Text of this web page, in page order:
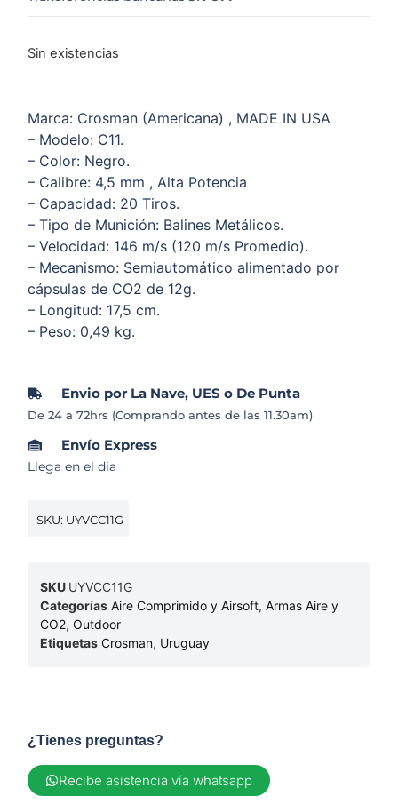
Sin existencias
Marca: Crosman (Americana) , MADE IN USA
– Modelo: C11.
– Color: Negro.
– Calibre: 4,5 mm , Alta Potencia
– Capacidad: 20 Tiros.
– Tipo de Munición: Balines Metálicos.
– Velocidad: 146 m/s (120 m/s Promedio).
– Mecanismo: Semiautomático alimentado por
cápsulas de CO2 de 12g.
– Longitud: 17,5 cm.
– Peso: 0,49 kg.
Envio por La Nave, UES o De Punta
De 24 a 72hrs (Comprando antes de las 11.30am)
Envío Express
Llega en el dia
SKU: UYVCC11G
SKU UYVCC11G
Categorías Aire Comprimido y Airsoft,Armas Aire y
CO2,Outdoor
Etiquetas Crosman, Uruguay
¿Tienes preguntas?
Recibe asistencia vía whatsapp